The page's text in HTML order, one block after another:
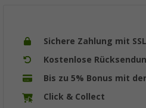
Sichere Zahlung mit
Kostenlose
Bis zu 5% Bonus mit
Click & Collect